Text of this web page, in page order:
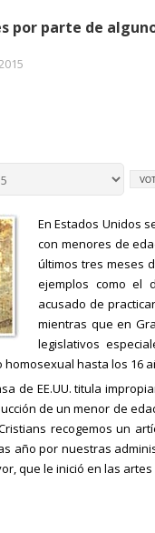
por parte de
En Estados Unidos
con menores de
últimos tres meses
ejemplos como el
acusado de
mientras que en
legislativos
hasta los 16
de EE.UU. titula
de un menor de
recogemos un
año por nuestras
que le inició en las artes